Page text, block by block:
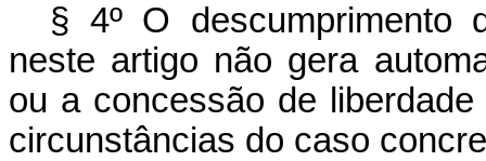
§ 4º O descumprimento
neste artigo não gera
ou a concessão de
circunstâncias do caso